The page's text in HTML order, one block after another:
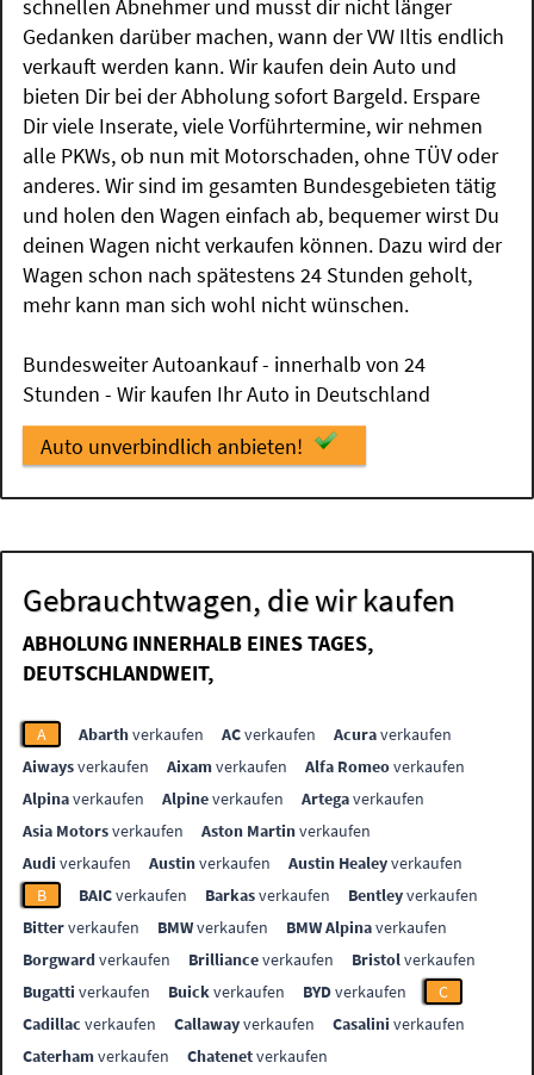
schnellen Abnehmer und musst dir nicht länger
Gedanken darüber machen, wann der VW Iltis endlich
verkauft werden kann. Wir kaufen dein Auto und
bieten Dir bei der Abholung sofort Bargeld. Erspare
Dir viele Inserate, viele Vorführtermine, wir nehmen
alle PKWs, ob nun mit Motorschaden, ohne TÜV oder
anderes. Wir sind im gesamten Bundesgebieten tätig
und holen den Wagen einfach ab, bequemer wirst Du
deinen Wagen nicht verkaufen können. Dazu wird der
Wagen schon nach spätestens 24 Stunden geholt,
mehr kann man sich wohl nicht wünschen.
Bundesweiter Autoankauf - innerhalb von 24
Stunden - Wir kaufen Ihr Auto in Deutschland
Auto unverbindlich anbieten!
Gebrauchtwagen, die wir kaufen
ABHOLUNG INNERHALB EINES TAGES,
DEUTSCHLANDWEIT,
A Abarthverkaufen ACverkaufen Acuraverkaufen
Aiwaysverkaufen Aixamverkaufen Alfa Romeoverkaufen
Alpinaverkaufen Alpineverkaufen Artegaverkaufen
Asia Motorsverkaufen Aston Martinverkaufen
Audi verkaufen Austinverkaufen Austin Healeyverkaufen
B
BAICverkaufen Barkasverkaufen Bentleyverkaufen
Bitterverkaufen BMWverkaufen BMW Alpinaverkaufen
Borgwardverkaufen Brillianceverkaufen Bristolverkaufen
Bugatti verkaufen Buickverkaufen BYDverkaufen
C
Cadillac verkaufen Callawayverkaufen Casalini verkaufen
Caterhamverkaufen Chatenetverkaufen